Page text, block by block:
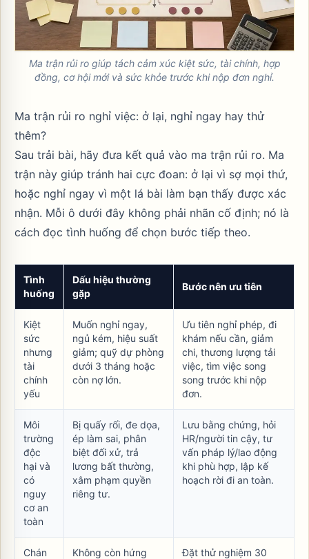
Ma trận rủi ro giúp tách cảm xúc kiệt sức, tài chính, hợp
đồng, cơ hội mới và sức khỏe trước khi nộp đơn nghỉ.
Ma trận rủi ro nghỉ việc: ở lại, nghỉ ngay hay thử
thêm?
Sau trải bài, hãy đưa kết quả vào ma trận rủi ro. Ma
trận này giúp tránh hai cực đoan: ở lại vì sợ mọi thứ,
hoặc nghỉ ngay vì một lá bài làm bạn thấy được xác
nhận. Mỗi ô dưới đây không phải nhãn cố định; nó là
cách đọc tình huống để chọn bước tiếp theo.
Tình
huống
Dấu hiệu thường
gặp
Bước nên ưu tiên
Kiệt
sức
nhưng
tài
chính
yếu
Muốn nghỉ ngay,
ngủ kém, hiệu suất
giảm; quỹ dự phòng
dưới 3 tháng hoặc
còn nợ lớn.
Ưu tiên nghỉ phép, đi
khám nếu cần, giảm
chi, thương lượng tải
việc, tìm việc song
song trước khi nộp
đơn.
Môi
trường
độc
hại và
có
nguy
cơ an
toàn
Bị quấy rối, đe dọa,
ép làm sai, phân
biệt đối xử, trả
lương bất thường,
xâm phạm quyền
riêng tư.
Lưu bằng chứng, hỏi
HR/người tin cậy, tư
vấn pháp lý/lao động
khi phù hợp, lập kế
hoạch rời đi an toàn.
Chán
Không còn hứng
Đặt thử nghiệm 30